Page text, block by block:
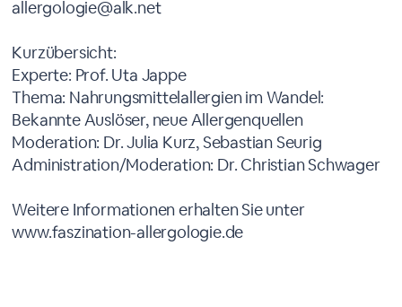
allergologie@alk.net
Kurzübersicht:
Experte: Prof. Uta Jappe
Thema: Nahrungsmittelallergien im Wandel:
Bekannte Auslöser, neue Allergenquellen
Moderation: Dr. Julia Kurz, Sebastian Seurig
Administration/Moderation: Dr. Christian Schwager
Weitere Informationen erhalten Sie unter
www.faszination-allergologie.de